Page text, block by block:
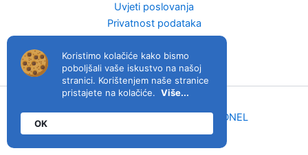
Koristimo kolačiće kako bismo
poboljšali vaše iskustvo na našoj
stranici. Korištenjem naše stranice
pristajete na kolačiće. Više...
OK
Uvjeti poslovanja
Privatnost podataka
Raskid ugovora
MIDNEL